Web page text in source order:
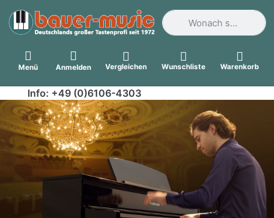
Geben Sie einen
Menü Anmelden Vergleichen Wunschliste Warenkorb
Info: +49 (0)6106-4303